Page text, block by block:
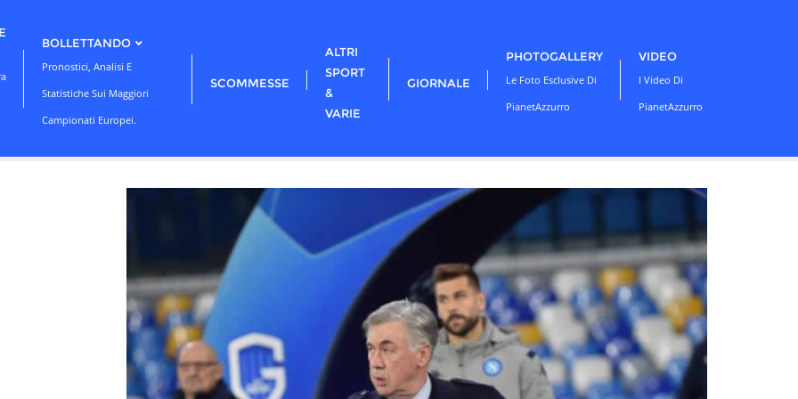
BOLLETTANDO
Pronostici, Analisi E
Statistiche Sui Maggiori
Campionati Europei.
SCOMMESSE
ALTRI
SPORT
&
VARIE
GIORNALE
PHOTOGALLERY
Le Foto Esclusive Di
PianetAzzurro
VIDEO
I Video Di
PianetAzzurro